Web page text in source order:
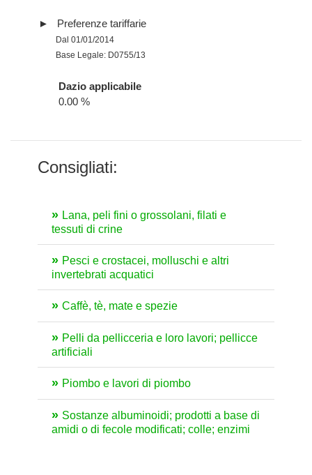
Preferenze tariffarie
Dal 01/01/2014
Base Legale: D0755/13
Dazio applicabile
0.00 %
Consigliati:
Lana, peli fini o grossolani, filati e
tessuti di crine
Pesci e crostacei, molluschi e altri
invertebrati acquatici
Caffè, tè, mate e spezie
Pelli da pellicceria e loro lavori; pellicce
artificiali
Piombo e lavori di piombo
Sostanze albuminoidi; prodotti a base di
amidi o di fecole modificati; colle; enzimi